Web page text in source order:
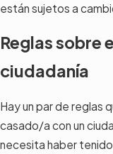
están sujetos a
Reglas sobre
ciudadanía
Hay un par de reglas
casado/a con un
necesita haber